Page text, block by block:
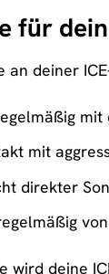
für
an deiner
mit
direkter
wird deine